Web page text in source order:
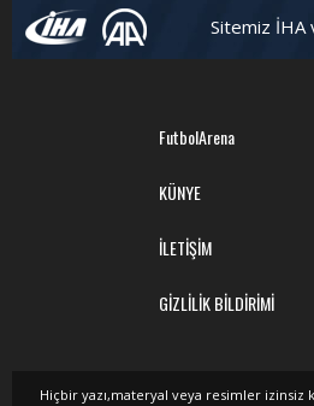
Sitemiz İHA
FutbolArena
KÜNYE
İLETİŞİM
GİZLİLİK BİLDİRİMİ
Hiçbir yazı,materyal veya resimler izinsiz